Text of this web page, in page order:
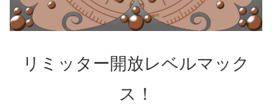
リミッター開放レベルマック
ス！